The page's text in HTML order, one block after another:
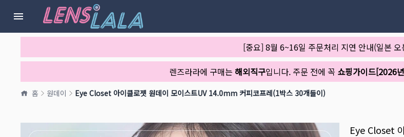
[중요] 8월 6~16일 주문처리 지연 안내(일본 오
렌즈라라에 구매는 해외직구입니다. 주문 전에 꼭 쇼핑가이드[2026
홈 원데이 Eye Closet 아이클로젯 원데이 모이스트UV 14.0mm 커피코프레(1박스 30개들이)
Eye Closet